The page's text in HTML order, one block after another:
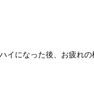
イになった後、お疲れの